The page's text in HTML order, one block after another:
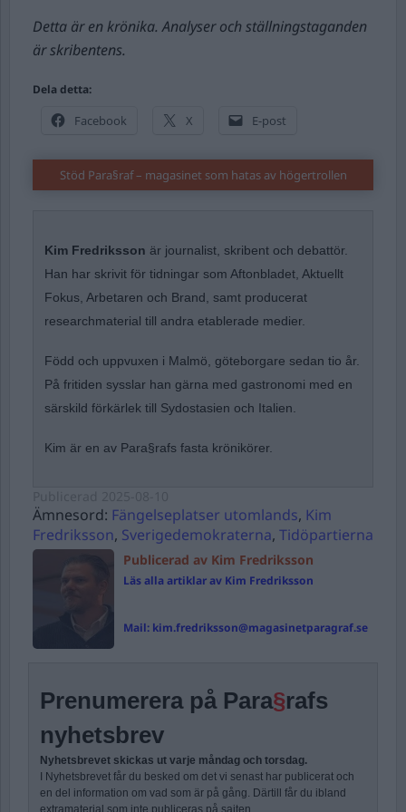
Detta är en krönika. Analyser och ställningstaganden
är skribentens.
Dela detta:
Facebook X E-post
Stöd Para§raf – magasinet som hatas av högertrollen
Kim Fredriksson är journalist, skribent och debattör.
Han har skrivit för tidningar som Aftonbladet, Aktuellt
Fokus, Arbetaren och Brand, samt producerat
researchmaterial till andra etablerade medier.
Född och uppvuxen i Malmö, göteborgare sedan tio år.
På fritiden sysslar han gärna med gastronomi med en
särskild förkärlek till Sydostasien och Italien.
Kim är en av Para§rafs fasta krönikörer.
Ämnesord: Fängelseplatser utomlands, Kim
Fredriksson, Sverigedemokraterna, Tidöpartierna
Publicerad av Kim Fredriksson
Läs alla artiklar av Kim Fredriksson
Mail: kim.fredriksson@magasinetparagraf.se
Prenumerera på Para§rafs
nyhetsbrev
Nyhetsbrevet skickas ut varje måndag och torsdag.
I Nyhetsbrevet får du besked om det vi senast har publicerat och
en del information om vad som är på gång. Därtill får du ibland
extramaterial som inte publiceras på sajten.